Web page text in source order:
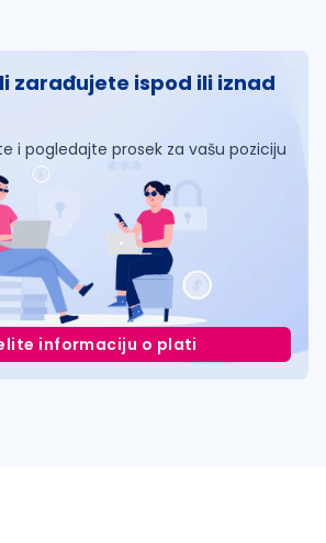
zarađujete ispod ili iznad
i pogledajte prosek za vašu poziciju
informaciju o plati